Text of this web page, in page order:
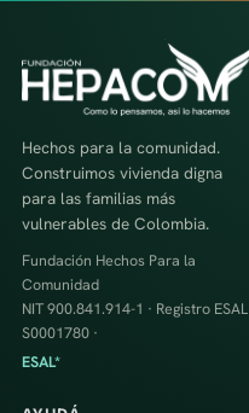
Hechos para la comunidad.
Construimos vivienda digna
para las familias más
vulnerables de Colombia.
Fundación Hechos Para la
Comunidad
NIT 900.841.914-1 · Registro ESAL
S0001780 ·
ESAL*